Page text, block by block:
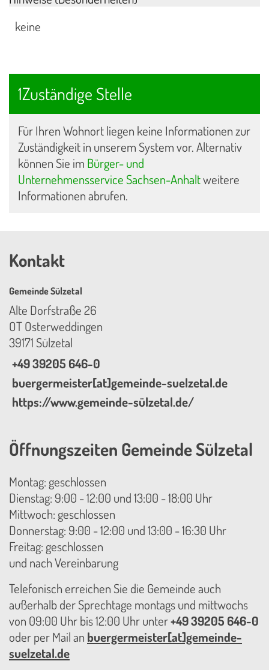
keine
1Zuständige Stelle
Für Ihren Wohnort liegen keine Informationen zur
Zuständigkeit in unserem System vor. Alternativ
können Sie im Bürger- und
Unternehmensservice Sachsen-Anhaltweitere
Informationen abrufen.
Kontakt
Gemeinde Sülzetal
Alte Dorfstraße 26
OT Osterweddingen
39171 Sülzetal
+49 39205 646-0
buergermeister[at]gemeinde-suelzetal.de
https://www.gemeinde-sülzetal.de/
Öffnungszeiten Gemeinde Sülzetal
Montag: geschlossen
Dienstag: 9:00 - 12:00 und 13:00 - 18:00 Uhr
Mittwoch: geschlossen
Donnerstag: 9:00 - 12:00 und 13:00 - 16:30 Uhr
Freitag: geschlossen
und nach Vereinbarung
Telefonisch erreichen Sie die Gemeinde auch
außerhalb der Sprechtage montags und mittwochs
von 09:00 Uhr bis 12:00 Uhr unter+49 39205 646-0
oder per Mail an buergermeister[at]gemeinde-
suelzetal.de